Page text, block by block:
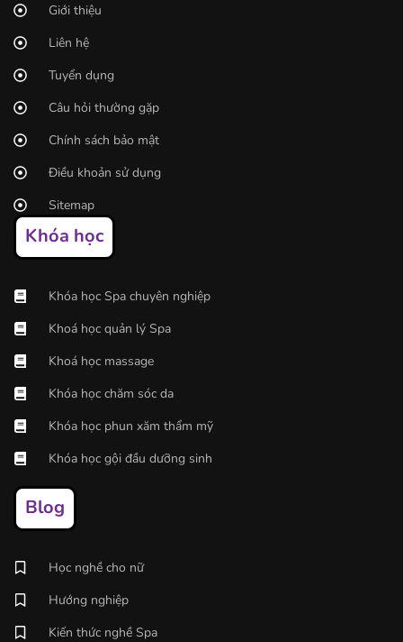
Giới thiệu
Liên hệ
Tuyển dụng
Câu hỏi thường gặp
Chính sách bảo mật
Điều khoản sử dụng
Sitemap
Khóa học
Khóa học Spa chuyên nghiệp
Khoá học quản lý Spa
Khoá học massage
Khóa học chăm sóc da
Khóa học phun xăm thẩm mỹ
Khóa học gội đầu dưỡng sinh
Blog
Học nghề cho nữ
Hướng nghiệp
Kiến thức nghề Spa